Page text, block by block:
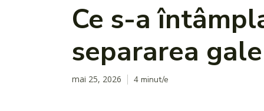
Ce s-a
separarea
mai 25, 2026 4 minut/e